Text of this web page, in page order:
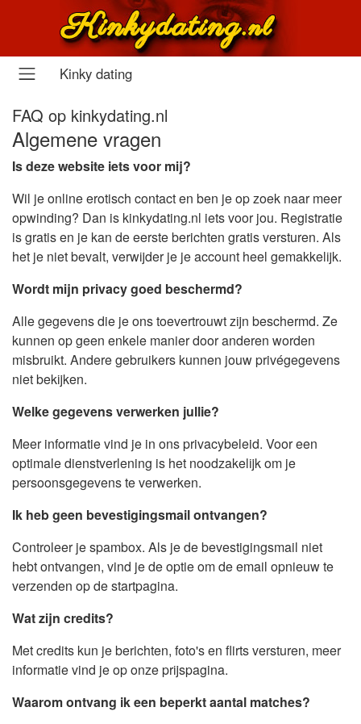
Kinky dating
FAQ op kinkydating.nl
Algemene vragen
Is deze website iets voor mij?
Wil je online erotisch contact en ben je op zoek naar meer
opwinding? Dan is kinkydating.nl iets voor jou. Registratie
is gratis en je kan de eerste berichten gratis versturen. Als
het je niet bevalt, verwijder je je account heel gemakkelijk.
Wordt mijn privacy goed beschermd?
Alle gegevens die je ons toevertrouwt zijn beschermd. Ze
kunnen op geen enkele manier door anderen worden
misbruikt. Andere gebruikers kunnen jouw privégegevens
niet bekijken.
Welke gegevens verwerken jullie?
Meer informatie vind je in ons privacybeleid. Voor een
optimale dienstverlening is het noodzakelijk om je
persoonsgegevens te verwerken.
Ik heb geen bevestigingsmail ontvangen?
Controleer je spambox. Als je de bevestigingsmail niet
hebt ontvangen, vind je de optie om de email opnieuw te
verzenden op de startpagina.
Wat zijn credits?
Met credits kun je berichten, foto's en flirts versturen, meer
informatie vind je op onze prijspagina.
Waarom ontvang ik een beperkt aantal matches?